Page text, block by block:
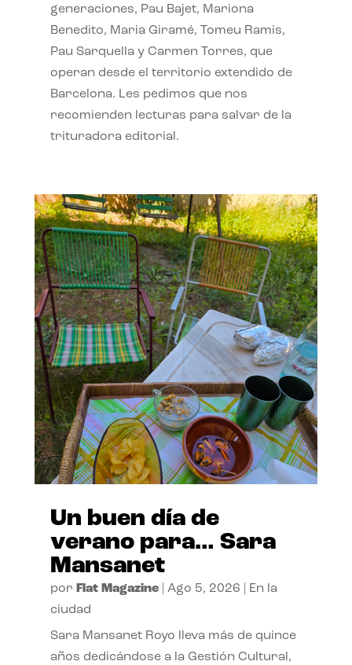
generaciones, Pau Bajet, Mariona
Benedito, Maria Giramé, Tomeu Ramis,
Pau Sarquella y Carmen Torres, que
operan desde el territorio extendido de
Barcelona. Les pedimos que nos
recomienden lecturas para salvar de la
trituradora editorial.
Un buen día de
verano para… Sara
Mansanet
por Flat Magazine| Ago 5, 2026
En la
ciudad
Sara Mansanet Royo lleva más de quince
años dedicándose a la Gestión Cultural,